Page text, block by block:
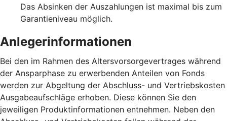
Das Absinken der Auszahlungen ist maximal bis zum
Garantieniveau möglich.
Anlegerinformationen
Bei den im Rahmen des Altersvorsorgevertrages während
der Ansparphase zu erwerbenden Anteilen von Fonds
werden zur Abgeltung der Abschluss- und Vertriebskosten
Ausgabeaufschläge erhoben. Diese können Sie den
jeweiligen Produktinformationen entnehmen. Neben den